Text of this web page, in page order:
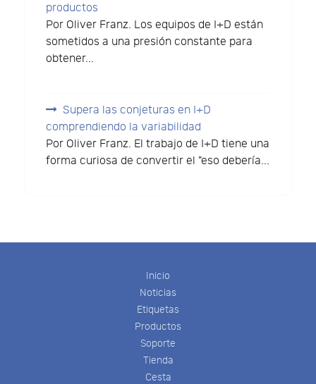
productos
Por Oliver Franz. Los equipos de I+D están
sometidos a una presión constante para
obtener...
Supera las conjeturas en I+D
comprendiendo la variabilidad
Por Oliver Franz. El trabajo de I+D tiene una
forma curiosa de convertir el "eso debería...
Inicio
Noticias
Etiquetas
Productos
Soporte
Tienda
Cesta